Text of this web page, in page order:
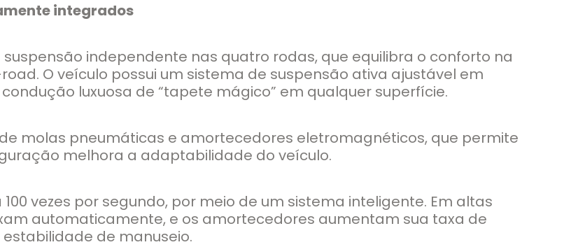
integrados
independente nas quatro rodas, que equilibra o conforto na
O veículo possui um sistema de suspensão ativa ajustável em
luxuosa de “tapete mágico” em qualquer superfície.
molas pneumáticas e amortecedores eletromagnéticos, que permite
melhora a adaptabilidade do veículo.
vezes por segundo, por meio de um sistema inteligente. Em altas
automaticamente, e os amortecedores aumentam sua taxa de
de manuseio.